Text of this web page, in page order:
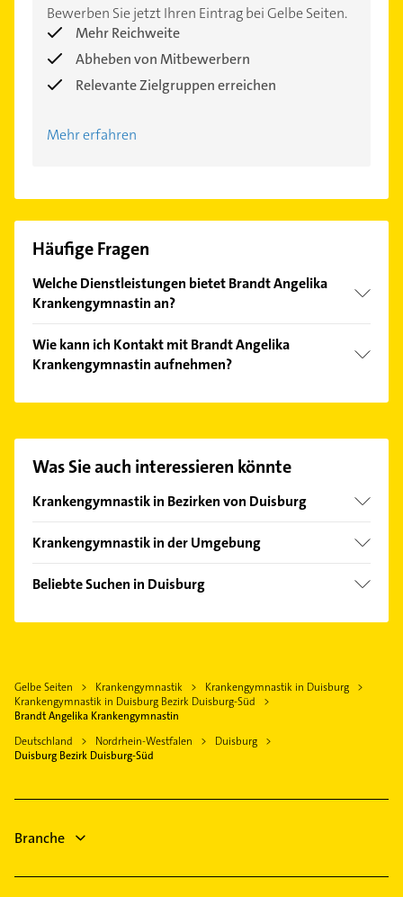
Bewerben Sie jetzt Ihren Eintrag bei Gelbe Seiten.
Mehr Reichweite
Abheben von Mitbewerbern
Relevante Zielgruppen erreichen
Mehr erfahren
Häufige Fragen
Welche Dienstleistungen bietet Brandt Angelika
Krankengymnastin an?
Rückenschule, Krankengymnastik, Fango und
Lymphdrainage.
Wie kann ich Kontakt mit Brandt Angelika
Krankengymnastin aufnehmen?
Hier finden Sie alleKontaktdaten
Was Sie auch interessieren könnte
Krankengymnastik in Bezirken von Duisburg
Bezirk Duisburg-Mitte
Bezirk Homberg
Krankengymnastik in der Umgebung
Ratingen
Oberhausen Rheinland
Moers
Krefeld
Düsseldorf
Velbert
Beliebte Suchen in Duisburg
Gebäudereinigung
Bauunternehmen
Immobilien
Immobilienmakler
Fensterbauer
Gelbe Seiten Krankengymnastik
Krankengymnastik in Duisburg
Krankengymnastik in Duisburg Bezirk Duisburg-Süd
Brandt Angelika Krankengymnastin
Deutschland
Nordrhein-Westfalen
Duisburg
Duisburg Bezirk Duisburg-Süd
Branche